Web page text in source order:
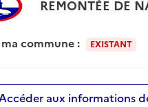
REMONTÉE DE
commune : EXISTANT
aux informations